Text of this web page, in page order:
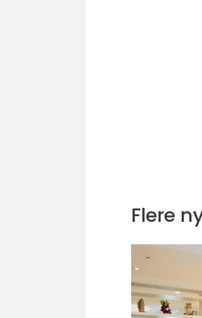
Flere